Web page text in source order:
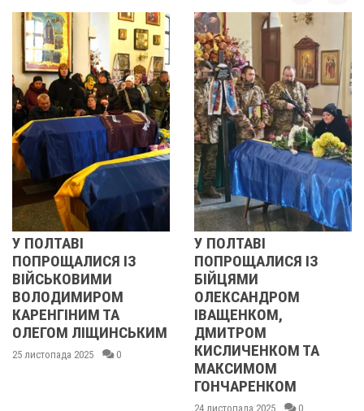
У ПОЛТАВІ
ПОПРОЩАЛИСЯ ІЗ
БІЙЦЯМИ
ОЛЕКСАНДРОМ
ІВАЩЕНКОМ,
ДМИТРОМ
КИСЛИЧЕНКОМ ТА
РЕВОЛЮЦІЯ ГІДНОСТІ
2013 ОЧИМА
УЧАСНИЦІ
21 листопада 2025